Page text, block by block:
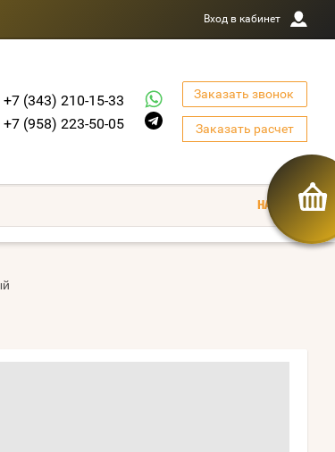
Вход в кабинет
+7 (343) 210-15-33
+7 (958) 223-50-05
Заказать звонок
Заказать расчет